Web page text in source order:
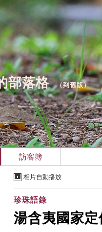
部落格（到舊版）
訪客簿
相片自動播放
珍珠語錄
湯含夷國家定